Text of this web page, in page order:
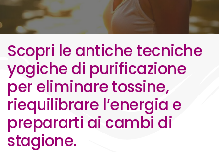
Scopri le antiche tecniche
yogiche di purificazione
per eliminare tossine,
riequilibrare l’energia e
prepararti ai cambi di
stagione.